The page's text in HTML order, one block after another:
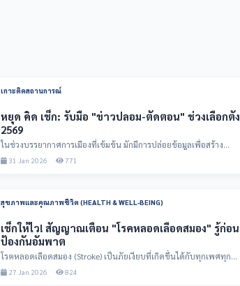
เกาะติดสถานการณ์
หยุด คิด เช็ก: รับมือ "ข่าวปลอม-ตัดตอน" ช่วงเลือกตั้ง
2569
ในช่วงบรรยากาศการเมืองที่เข้มข้น มักมีการปล่อยข้อมูลเพื่อสร้าง
ความสับสนหรือทำลาย...
31 Jan 2026 771
สุขภาพและคุณภาพชีวิต (HEALTH & WELL-BEING)
เช็กให้ไว! สัญญาณเตือน "โรคหลอดเลือดสมอง" รู้ก่อน
ป้องกันอัมพาต
โรคหลอดเลือดสมอง (Stroke) เป็นภัยเงียบที่เกิดขึ้นได้กับทุกเพศทุกวัย
และเป็นสาเหต...
27 Jan 2026 824